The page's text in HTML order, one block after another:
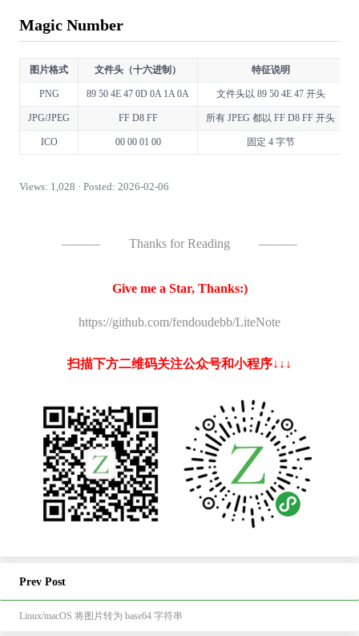
Magic Number
图片格式 文件头（十六进制） 特征说明
PNG 89 50 4E 47 0D 0A 1A 0A 文件头以 89 50 4E 47 开头
JPG/JPEG FF D8 FF 所有 JPEG 都以 FF D8 FF 开头
ICO 00 00 01 00 固定 4 字节
Views: 1,028 · Posted: 2026-02-06
——— Thanks for Reading ———
Give me a Star, Thanks:)
https://github.com/fendoudebb/LiteNote
扫描下方二维码关注公众号和小程序↓↓↓
Prev Post
Linux/macOS 将图片转为 base64 字符串